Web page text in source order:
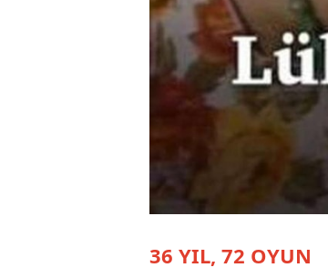
36 YIL, 72 OYUN